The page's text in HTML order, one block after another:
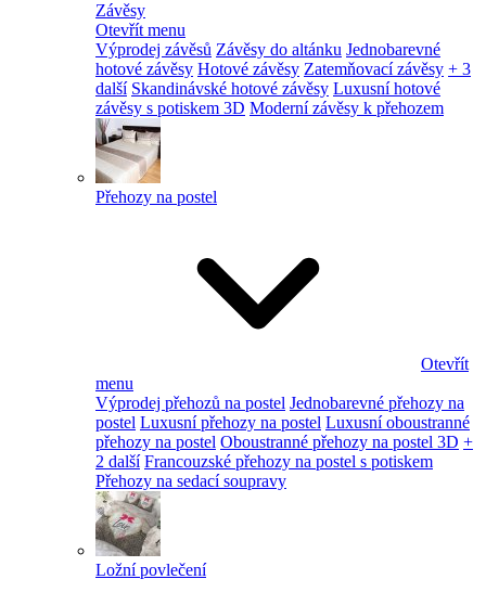
Závěsy
Otevřít menu
Výprodej závěsů Závěsy do altánku Jednobarevné
hotové závěsy Hotové závěsy Zatemňovací závěsy + 3
další Skandinávské hotové závěsy Luxusní hotové
závěsy s potiskem 3D Moderní závěsy k přehozem
Přehozy na postel
Otevřít
menu
Výprodej přehozů na postel Jednobarevné přehozy na
postel Luxusní přehozy na postel Luxusní oboustranné
přehozy na postel Oboustranné přehozy na postel 3D +
2 další Francouzské přehozy na postel s potiskem
Přehozy na sedací soupravy
Ložní povlečení